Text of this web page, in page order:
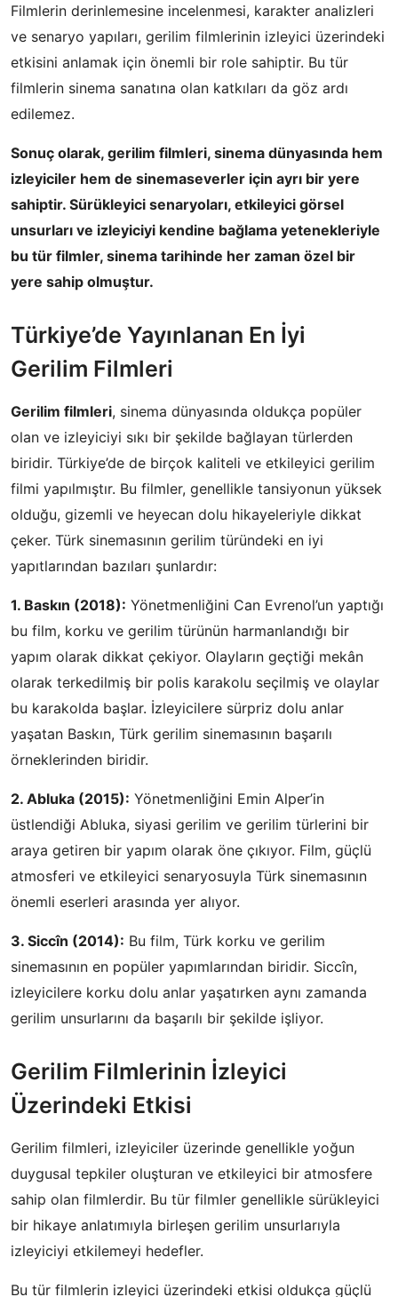
Filmlerin derinlemesine incelenmesi, karakter analizleri
ve senaryo yapıları, gerilim filmlerinin izleyici üzerindeki
etkisini anlamak için önemli bir role sahiptir. Bu tür
filmlerin sinema sanatına olan katkıları da göz ardı
edilemez.
Sonuç olarak, gerilim filmleri, sinema dünyasında hem
izleyiciler hem de sinemaseverler için ayrı bir yere
sahiptir. Sürükleyici senaryoları, etkileyici görsel
unsurları ve izleyiciyi kendine bağlama yetenekleriyle
bu tür filmler, sinema tarihinde her zaman özel bir
yere sahip olmuştur.
Türkiye’de Yayınlanan En İyi
Gerilim Filmleri
Gerilim filmleri, sinema dünyasında oldukça popüler
olan ve izleyiciyi sıkı bir şekilde bağlayan türlerden
biridir. Türkiye’de de birçok kaliteli ve etkileyici gerilim
filmi yapılmıştır. Bu filmler, genellikle tansiyonun yüksek
olduğu, gizemli ve heyecan dolu hikayeleriyle dikkat
çeker. Türk sinemasının gerilim türündeki en iyi
yapıtlarından bazıları şunlardır:
1. Baskın (2018): Yönetmenliğini Can Evrenol’un yaptığı
bu film, korku ve gerilim türünün harmanlandığı bir
yapım olarak dikkat çekiyor. Olayların geçtiği mekân
olarak terkedilmiş bir polis karakolu seçilmiş ve olaylar
bu karakolda başlar. İzleyicilere sürpriz dolu anlar
yaşatan Baskın, Türk gerilim sinemasının başarılı
örneklerinden biridir.
2. Abluka (2015): Yönetmenliğini Emin Alper’in
üstlendiği Abluka, siyasi gerilim ve gerilim türlerini bir
araya getiren bir yapım olarak öne çıkıyor. Film, güçlü
atmosferi ve etkileyici senaryosuyla Türk sinemasının
önemli eserleri arasında yer alıyor.
3. Siccîn (2014): Bu film, Türk korku ve gerilim
sinemasının en popüler yapımlarından biridir. Siccîn,
izleyicilere korku dolu anlar yaşatırken aynı zamanda
gerilim unsurlarını da başarılı bir şekilde işliyor.
Gerilim Filmlerinin İzleyici
Üzerindeki Etkisi
Gerilim filmleri, izleyiciler üzerinde genellikle yoğun
duygusal tepkiler oluşturan ve etkileyici bir atmosfere
sahip olan filmlerdir. Bu tür filmler genellikle sürükleyici
bir hikaye anlatımıyla birleşen gerilim unsurlarıyla
izleyiciyi etkilemeyi hedefler.
Bu tür filmlerin izleyici üzerindeki etkisi oldukça güçlü